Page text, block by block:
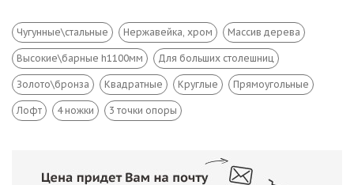
Чугунные\стальные Нержавейка, хром Массив дерева
Высокие\барные h1100мм Для больших столешниц
Золото\бронза Квадратные Круглые Прямоугольные
Лофт 4 ножки 3 точки опоры